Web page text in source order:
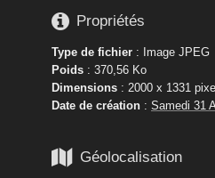
 Propriétés
Type de fichier : Image JPEG
Poids : 370,56 Ko
Dimensions : 2000 x 1331
Date de création : Samedi 31
 Géolocalisation